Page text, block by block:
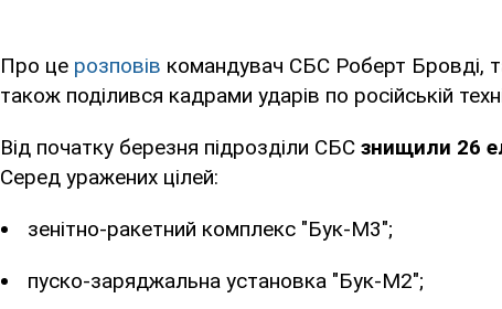
Про це розповів командувач СБС Роберт Бровді,
також поділився кадрами ударів по російській
Від початку березня підрозділи СБС знищили 26
Серед уражених цілей:
зенітно-ракетний комплекс "Бук-М3";
пуско-заряджальна установка "Бук-М2";